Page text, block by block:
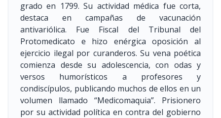
grado en 1799. Su actividad médica fue corta,
destaca en campañas de vacunación
antivariólica. Fue Fiscal del Tribunal del
Protomedicato e hizo enérgica oposición al
ejercicio ilegal por curanderos. Su vena poética
comienza desde su adolescencia, con odas y
versos humorísticos a profesores y
condiscípulos, publicando muchos de ellos en un
volumen llamado “Medicomaquia”. Prisionero
por su actividad política en contra del gobierno